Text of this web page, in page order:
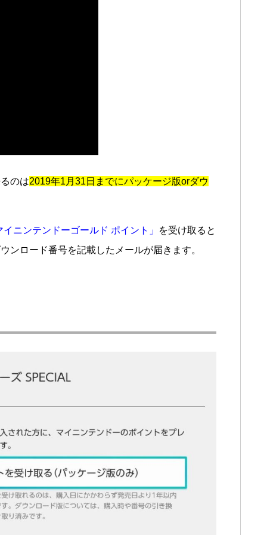
のは2019年1月31日までにパッケージ版orダウ
イニンテンドーゴールド ポイント」
を受け取ると
ンロード番号を記載したメールが届きます。